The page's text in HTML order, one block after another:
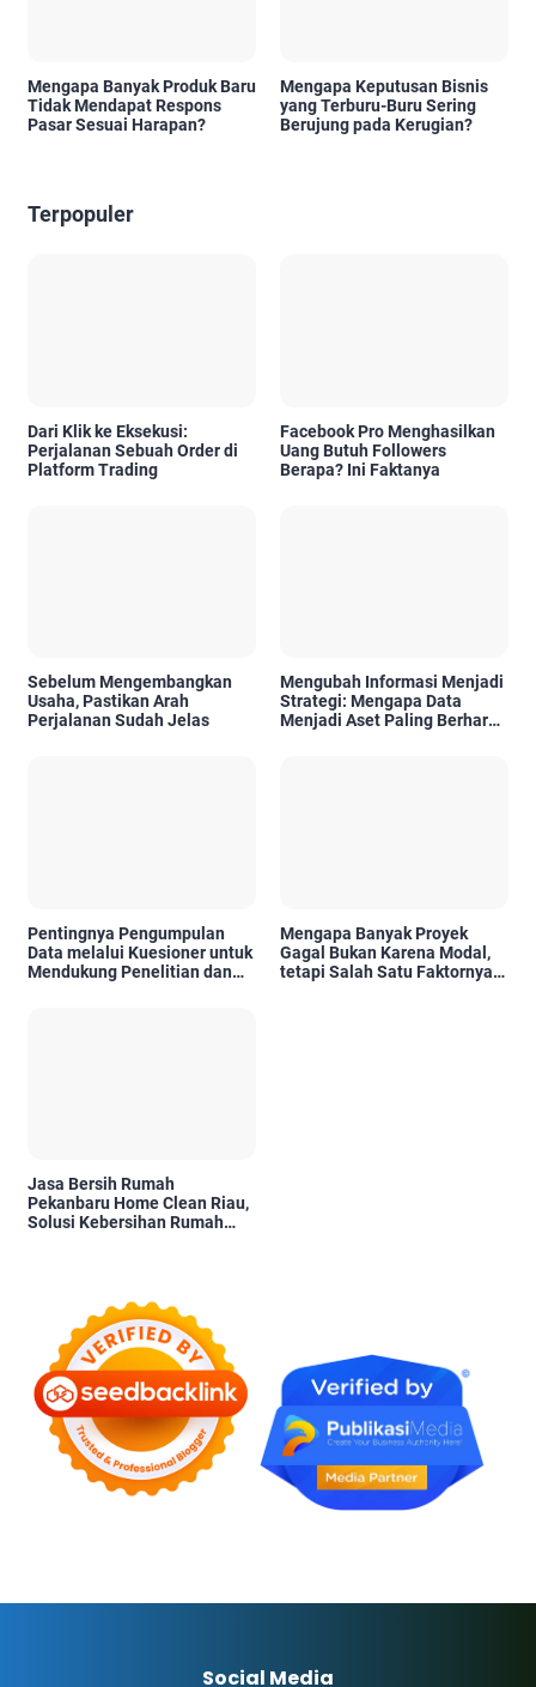
Mengapa Banyak Produk Baru
Tidak Mendapat Respons
Pasar Sesuai Harapan?
Mengapa Keputusan Bisnis
yang Terburu-Buru Sering
Berujung pada Kerugian?
Terpopuler
Dari Klik ke Eksekusi:
Perjalanan Sebuah Order di
Platform Trading
Facebook Pro Menghasilkan
Uang Butuh Followers
Berapa? Ini Faktanya
Sebelum Mengembangkan
Usaha, Pastikan Arah
Perjalanan Sudah Jelas
Mengubah Informasi Menjadi
Strategi: Mengapa Data
Menjadi Aset Paling Berharga
Pentingnya Pengumpulan
Data melalui Kuesioner untuk
Mendukung Penelitian dan
Mengapa Banyak Proyek
Gagal Bukan Karena Modal,
tetapi Salah Satu Faktornya
Jasa Bersih Rumah
Pekanbaru Home Clean Riau,
Solusi Kebersihan Rumah
Social Media